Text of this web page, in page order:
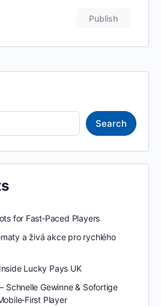
Search
for Fast‑Paced Players
a živá akce pro rychlého
Lucky Pays UK
Schnelle Gewinne & Sofortige
Player